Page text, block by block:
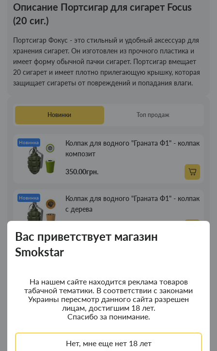
Вас приветствует магазин
Smokstar
На нашем сайте находится реклама товаров
табачной тематики. В соответствии с законами
Украины пересмотр данного сайта разрешен
лицам, достигшим 18 лет.
Спасибо за понимание.
Нет, мне еще нет 18 лет
Описание Портсигар для сигарет Focus
(20 сиг.)
Портсигар Фокус - это стильный и удобный аксессуар для
хранения сигарет. Он изготовлен из прочного пластика и
имеет форму обычной пачки сигарет. Портсигар вмещает
20 сигарет и имеет плотно прилегающую крышку, которая
защищает сигареты от повреждений и попадания влаги.
Новинки Топ продаж
Новинка
Колпак для водного "Граната Ф1" - колпак
композит
350.00грн.
Новинка
Колпак для водного "Граната Ф1" - колпак
с дерева
Новинка
269.00грн.
Трубка для курения деревянная прямая
13см